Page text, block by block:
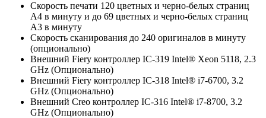
Скорость печати 120 цветных и черно-белых страниц
А4 в минуту и до 69 цветных и черно-белых страниц
А3 в минуту
Скорость сканирования до 240 оригиналов в минуту
(опционально)
Внешний Fiery контроллер IC-319 Intel® Xeon 5118, 2.3
GHz (Опционально)
Внешний Fiery контроллер IC-318 Intel® i7-6700, 3.2
GHz (Опционально)
Внешний Creo контроллер IC-316 Intel® i7-8700, 3.2
GHz (Опционально)